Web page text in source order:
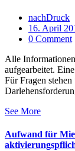
nachDruck
16. April
0 Comment
Alle
aufgearbeitet.
Für Fragen
See More
Aufwand für